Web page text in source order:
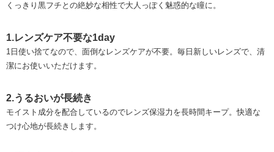
くっきり黒フチとの絶妙な相性で大人っぽく魅惑的な瞳に。
1.レンズケア不要な1day
1日使い捨てなので、面倒なレンズケアが不要。毎日新しいレンズで、清
潔にお使いいただけます。
2.うるおいが長続き
モイスト成分を配合しているのでレンズ保湿力を長時間キープ。快適な
つけ心地が長続きします。